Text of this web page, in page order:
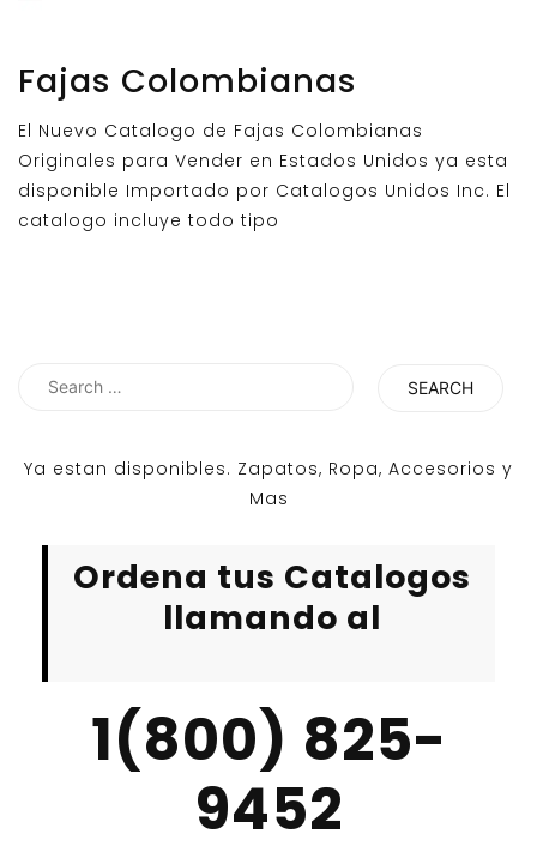
Fajas Colombianas
El Nuevo Catalogo de Fajas Colombianas
Originales para Vender en Estados Unidos ya esta
disponible Importado por Catalogos Unidos Inc. El
catalogo incluye todo tipo
Search
Ya estan disponibles. Zapatos, Ropa, Accesorios y
Mas
Ordena tus Catalogos
llamando al
1(800) 825-
9452